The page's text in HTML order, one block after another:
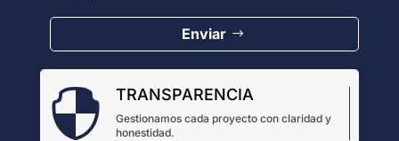
Enviar
 TRANSPARENCIA
Gestionamos cada proyecto con claridad y
honestidad.